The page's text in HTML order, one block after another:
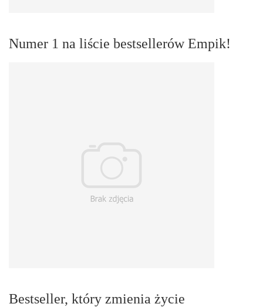
Numer 1 na liście bestsellerów Empik!
Bestseller, który zmienia życie